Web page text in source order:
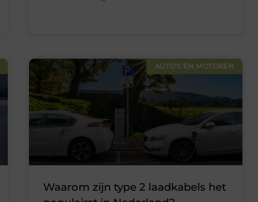
AUTO'S EN MOTOREN
Waarom zijn type 2 laadkabels het